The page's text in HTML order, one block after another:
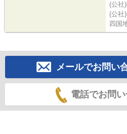
(公社
(公社
四国
メールでお問い
電話でお問